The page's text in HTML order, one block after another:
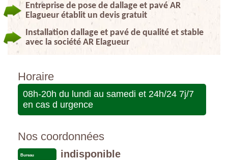
Entreprise de pose de dallage et pavé AR
Elagueur établit un devis gratuit
Installation dallage et pavé de qualité et stable
avec la société AR Elagueur
Horaire
08h-20h du lundi au samedi et 24h/24 7j/7
en cas d urgence
Nos coordonnées
Bureau indisponible